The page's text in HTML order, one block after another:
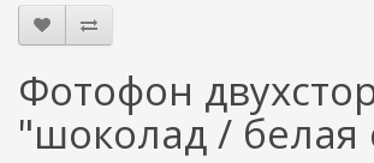
Фотофон
"шоколад / белая